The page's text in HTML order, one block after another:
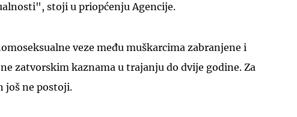
stoji u priopćenju Agencije.
veze među muškarcima zabranjene i
zatvorskim kaznama u trajanju do dvije godine. Za
još ne postoji.